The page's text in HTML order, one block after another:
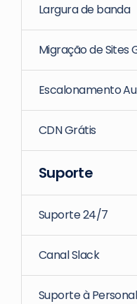
Largura de banda
Migração de Sites
Escalonamento
CDN Grátis
Suporte
Suporte 24/7
Canal Slack
Suporte à